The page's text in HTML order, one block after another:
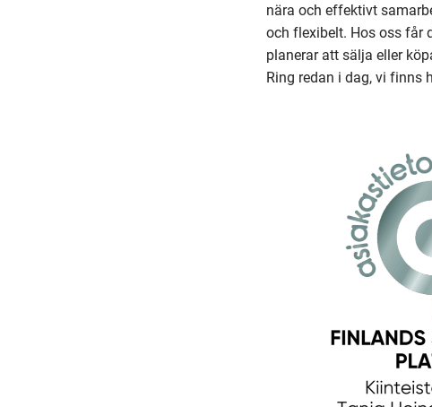
nära och effektivt
och flexibelt. Hos oss får
planerar att sälja eller
Ring redan i dag, vi finns